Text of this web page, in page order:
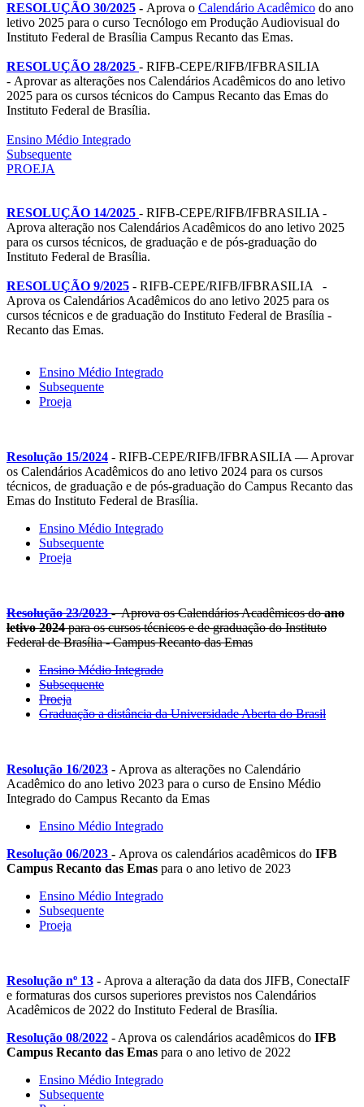
RESOLUÇÃO 30/2025 - Aprova o Calendário Acadêmico do ano
letivo 2025 para o curso Tecnólogo em Produção Audiovisual do
Instituto Federal de Brasília Campus Recanto das Emas.
RESOLUÇÃO 28/2025 - RIFB-CEPE/RIFB/IFBRASILIA
- Aprovar as alterações nos Calendários Acadêmicos do ano letivo
2025 para os cursos técnicos do Campus Recanto das Emas do
Instituto Federal de Brasília.
Ensino Médio Integrado
Subsequente
PROEJA
RESOLUÇÃO 14/2025 - RIFB-CEPE/RIFB/IFBRASILIA -
Aprova alteração nos Calendários Acadêmicos do ano letivo 2025
para os cursos técnicos, de graduação e de pós-graduação do
Instituto Federal de Brasília.
RESOLUÇÃO 9/2025 - RIFB-CEPE/RIFB/IFBRASILIA -
Aprova os Calendários Acadêmicos do ano letivo 2025 para os
cursos técnicos e de graduação do Instituto Federal de Brasília -
Recanto das Emas.
Ensino Médio Integrado
Subsequente
Proeja
Resolução 15/2024 - RIFB-CEPE/RIFB/IFBRASILIA — Aprovar
os Calendários Acadêmicos do ano letivo 2024 para os cursos
técnicos, de graduação e de pós-graduação do Campus Recanto das
Emas do Instituto Federal de Brasília.
Ensino Médio Integrado
Subsequente
Proeja
Resolução 23/2023- Aprova os Calendários Acadêmicos doano
letivo 2024para os cursos técnicos e de graduação do Instituto
Federal de Brasília - Campus Recanto das Emas
Ensino Médio Integrado
Subsequente
Proeja
Graduação a distância da Universidade Aberta do Brasil
Resolução 16/2023 - Aprova as alterações no Calendário
Acadêmico do ano letivo 2023 para o curso de Ensino Médio
Integrado do Campus Recanto da Emas
Ensino Médio Integrado
Resolução 06/2023 - Aprova os calendários acadêmicos do IFB
Campus Recanto das Emas para o ano letivo de 2023
Ensino Médio Integrado
Subsequente
Proeja
Resolução nº 13 - Aprova a alteração da data dos JIFB, ConectaIF
e formaturas dos cursos superiores previstos nos Calendários
Acadêmicos de 2022 do Instituto Federal de Brasília.
Resolução 08/2022 - Aprova os calendários acadêmicos do IFB
Campus Recanto das Emas para o ano letivo de 2022
Ensino Médio Integrado
Subsequente